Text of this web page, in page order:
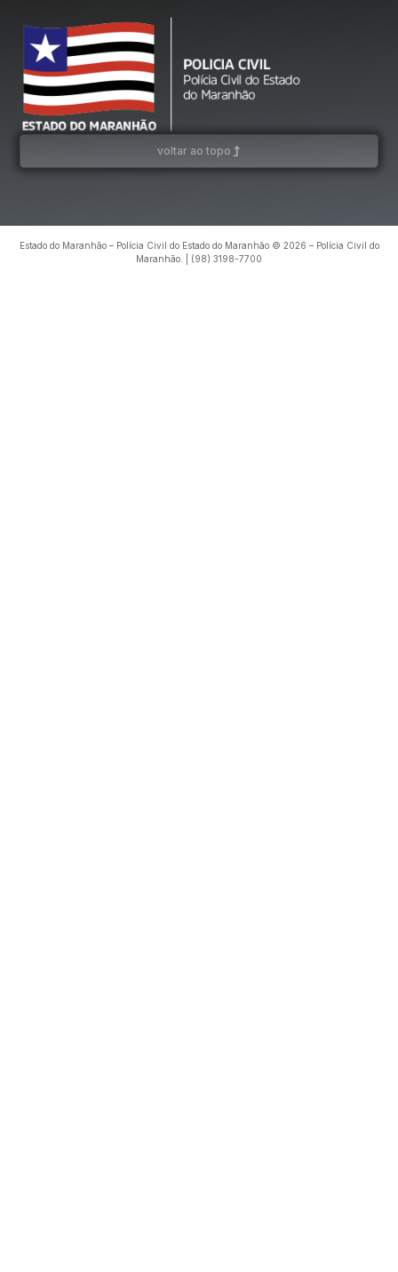
voltar ao topo
Estado do Maranhão – Polícia Civil do Estado do Maranhão © 2026 – Polícia Civil do
Maranhão. | (98) 3198-7700